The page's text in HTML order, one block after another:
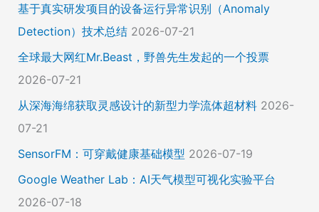
基于真实研发项目的设备运行异常识别（Anomaly
Detection）技术总结 2026-07-21
全球最大网红Mr.Beast，野兽先生发起的一个投票
2026-07-21
从深海海绵获取灵感设计的新型力学流体超材料 2026-
07-21
SensorFM：可穿戴健康基础模型 2026-07-19
Google Weather Lab：AI天气模型可视化实验平台
2026-07-18